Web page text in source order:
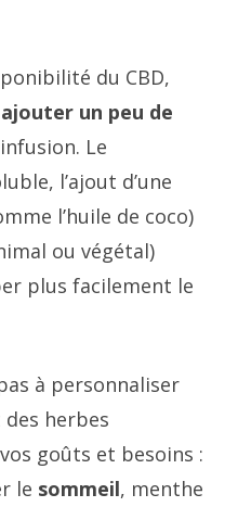
du CBD,
ajouter un peu de
Le
l’ajout d’une
l’huile de coco)
ou végétal)
plus facilement le
à personnaliser
herbes
goûts et besoins :
le sommeil, menthe